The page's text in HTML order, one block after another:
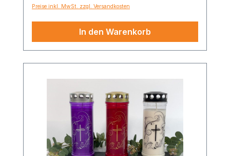
Preise inkl. MwSt. zzgl. Versandkosten
In den Warenkorb